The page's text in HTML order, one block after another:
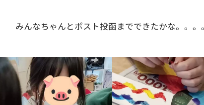
みんなちゃんとポスト投函までできたかな。。。。